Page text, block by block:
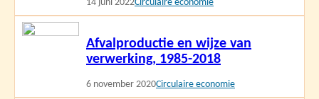
14 juni 2022Circulaire economie
Afvalproductie en wijze van
verwerking, 1985-2018
6 november 2020Circulaire economie
Lees